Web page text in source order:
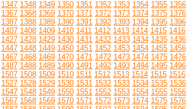
1347 1348 1349 1350 1351 1352 1353 1354 1355 1356
1367 1368 1369 1370 1371 1372 1373 1374 1375 1376
1387 1388 1389 1390 1391 1392 1393 1394 1395 1396
1407 1408 1409 1410 1411 1412 1413 1414 1415 1416
1427 1428 1429 1430 1431 1432 1433 1434 1435 1436
1447 1448 1449 1450 1451 1452 1453 1454 1455 1456
1467 1468 1469 1470 1471 1472 1473 1474 1475 1476
1487 1488 1489 1490 1491 1492 1493 1494 1495 1496
1507 1508 1509 1510 1511 1512 1513 1514 1515 1516
1527 1528 1529 1530 1531 1532 1533 1534 1535 1536
1547 1548 1549 1550 1551 1552 1553 1554 1555 1556
1567 1568 1569 1570 1571 1572 1573 1574 1575 1576